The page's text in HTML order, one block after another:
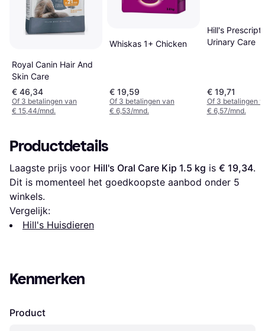
Royal Canin Hair And
Skin Care
€ 46,34
Of 3 betalingen van
€ 15,44/mnd.
Whiskas 1+ Chicken
€ 19,59
Of 3 betalingen van
€ 6,53/mnd.
Hill's
Urinary Care
€ 19,71
Of 3 betalingen
€ 6,57/mnd.
Productdetails
Laagste prijs voor Hill's Oral Care Kip 1.5 kg is € 19,34.
Dit is momenteel het goedkoopste aanbod onder 5
winkels.
Vergelijk:
Hill's Huisdieren
Kenmerken
Product